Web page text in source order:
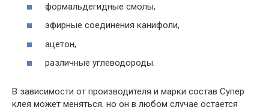
формальдегидные смолы,
эфирные соединения канифоли,
ацетон,
различные углеводороды.
В зависимости от производителя и марки состав Супер
клея может меняться, но он в любом случае остается